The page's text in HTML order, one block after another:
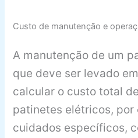
Custo de manutenção e
A manutenção de um
que deve ser levado
calcular o custo total
patinetes elétricos, por
cuidados específicos,